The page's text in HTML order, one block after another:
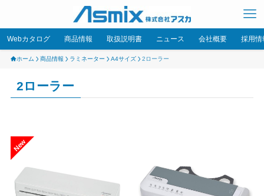
Webカタログ 商品情報 取扱説明書 ニュース 会社概要 採用情
ホーム 商品情報 ラミネーター A4サイズ 2ローラー
2ローラー